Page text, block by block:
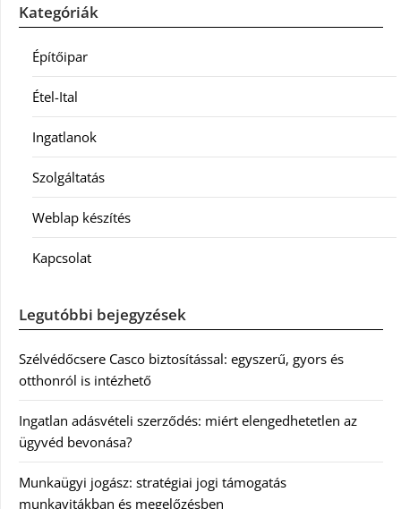
Kategóriák
Építőipar
Étel-Ital
Ingatlanok
Szolgáltatás
Weblap készítés
Kapcsolat
Legutóbbi bejegyzések
Szélvédőcsere Casco biztosítással: egyszerű, gyors és
otthonról is intézhető
Ingatlan adásvételi szerződés: miért elengedhetetlen az
ügyvéd bevonása?
Munkaügyi jogász: stratégiai jogi támogatás
munkavitákban és megelőzésben